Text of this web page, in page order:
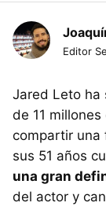
Editor
Jared Leto ha
de 11
compartir una
sus 51 años
una gran
del actor y